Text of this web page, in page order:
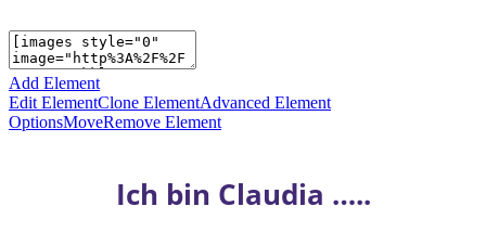
Add Element
Edit ElementClone ElementAdvanced Element
OptionsMoveRemove Element
Ich bin Claudia …..